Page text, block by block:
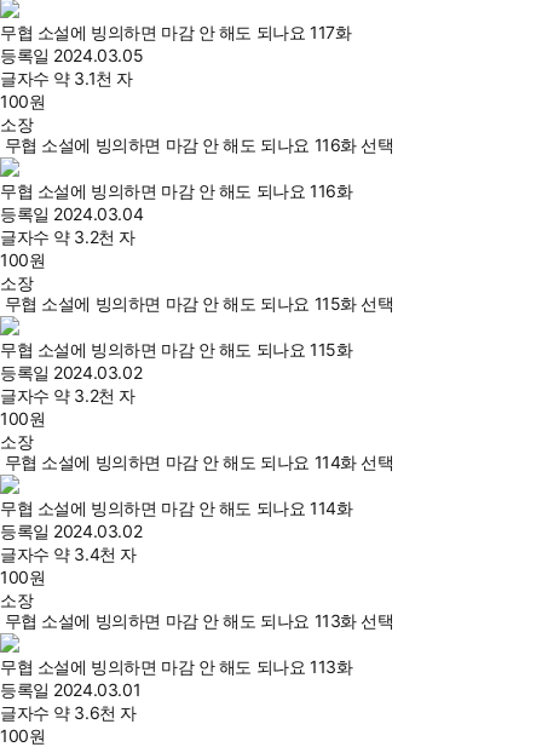
무협 소설에 빙의하면 마감 안 해도 되나요 117화
등록일 2024.03.05
글자수 약 3.1천 자
100원
소장
무협 소설에 빙의하면 마감 안 해도 되나요 116화 선택
무협 소설에 빙의하면 마감 안 해도 되나요 116화
등록일 2024.03.04
글자수 약 3.2천 자
100원
소장
무협 소설에 빙의하면 마감 안 해도 되나요 115화 선택
무협 소설에 빙의하면 마감 안 해도 되나요 115화
등록일 2024.03.02
글자수 약 3.2천 자
100원
소장
무협 소설에 빙의하면 마감 안 해도 되나요 114화 선택
무협 소설에 빙의하면 마감 안 해도 되나요 114화
등록일 2024.03.02
글자수 약 3.4천 자
100원
소장
무협 소설에 빙의하면 마감 안 해도 되나요 113화 선택
무협 소설에 빙의하면 마감 안 해도 되나요 113화
등록일 2024.03.01
글자수 약 3.6천 자
100원